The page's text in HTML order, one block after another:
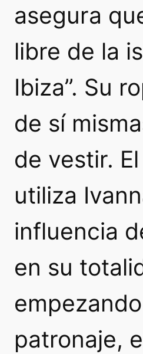
asegura
libre de la
Ibiza”. Su
de sí
de vestir.
utiliza
influencia
en su
patronaje,